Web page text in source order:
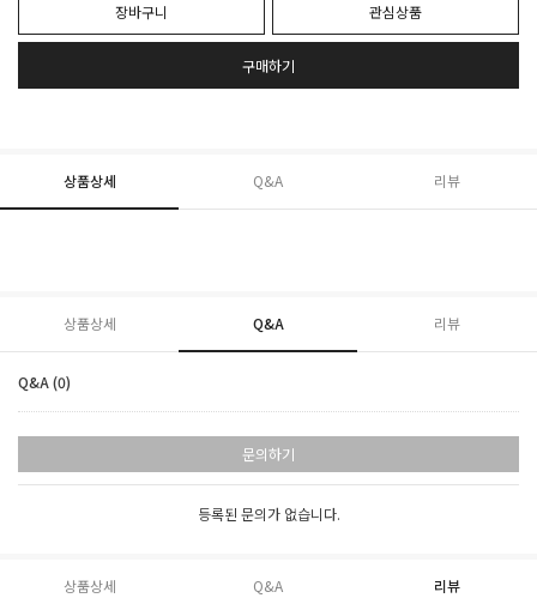
장바구니 관심상품
구매하기
상품상세 Q&A 리뷰
상품상세 Q&A 리뷰
Q&A (0)
문의하기
등록된 문의가 없습니다.
상품상세 Q&A 리뷰